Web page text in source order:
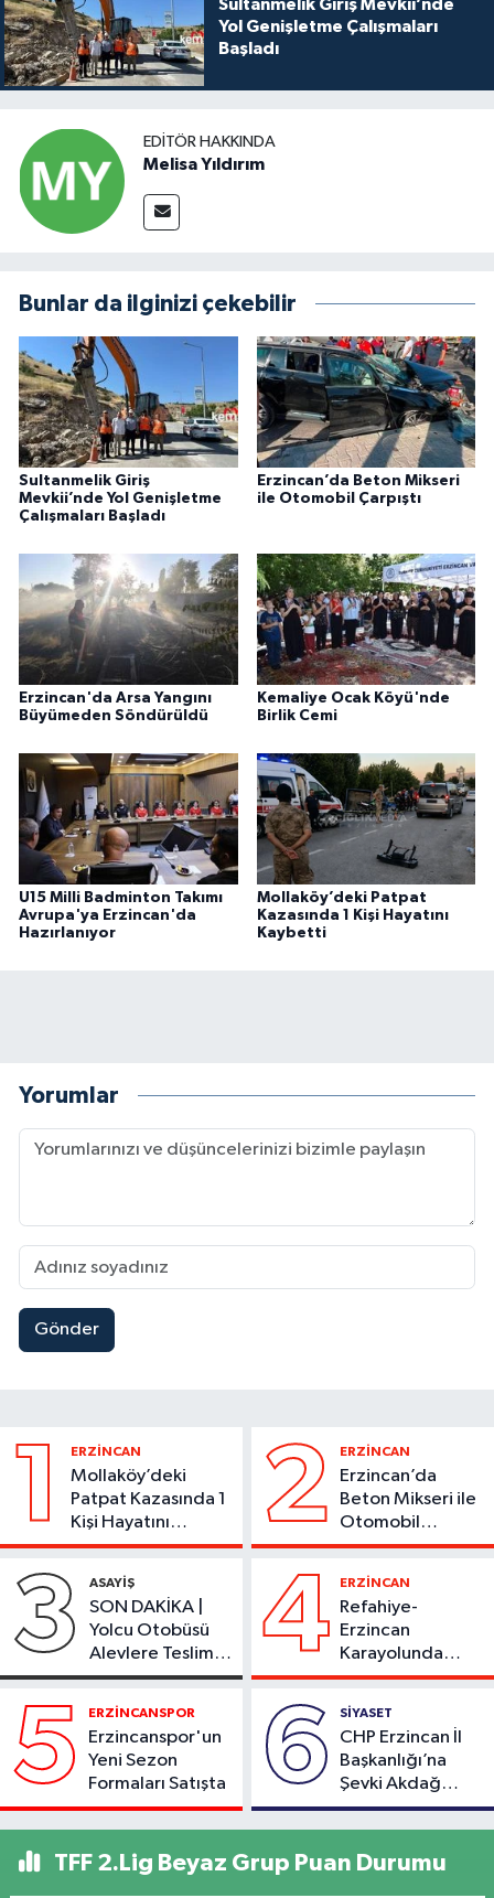
Sultanmelik Giriş Mevkii’nde
Yol Genişletme Çalışmaları
Başladı
EDITÖR HAKKINDA
Melisa Yıldırım
Bunlar da ilginizi çekebilir
Sultanmelik Giriş
Mevkii’nde Yol Genişletme
Çalışmaları Başladı
Erzincan’da Beton Mikseri
ile Otomobil Çarpıştı
Erzincan'da Arsa Yangını
Büyümeden Söndürüldü
Kemaliye Ocak Köyü'nde
Birlik Cemi
U15 Milli Badminton Takımı
Avrupa'ya Erzincan'da
Hazırlanıyor
Mollaköy’deki Patpat
Kazasında 1 Kişi Hayatını
Kaybetti
Yorumlar
Gönder
1 ERZİNCAN
Mollaköy’deki
Patpat Kazasında 1
Kişi Hayatını
Kaybetti
2 ERZİNCAN
Erzincan’da
Beton Mikseri ile
Otomobil
Çarpıştı
3 ASAYİŞ
SON DAKİKA |
Yolcu Otobüsü
Alevlere Teslim
Oldu
4 ERZİNCAN
Refahiye-
Erzincan
Karayolunda
Kaza: Otomobil
2 Kişi Yaralandı
5 ERZİNCANSPOR
Erzincanspor'un
Yeni Sezon
Formaları Satışta
6 SİYASET
CHP Erzincan İl
Başkanlığı’na
Şevki Akdağ
Atandı!
TFF 2.Lig Beyaz Grup Puan Durumu